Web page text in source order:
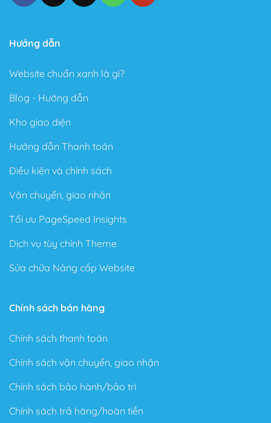
Hướng dẫn
Website chuẩn xanh là gì?
Blog - Hướng dẫn
Kho giao diện
Hướng dẫn Thanh toán
Điều kiện và chính sách
Vận chuyển, giao nhận
Tối ưu PageSpeed Insights
Dịch vụ tùy chỉnh Theme
Sửa chữa Nâng cấp Website
Chính sách bán hàng
Chính sách thanh toán
Chính sách vận chuyển, giao nhận
Chính sách bảo hành/bảo trì
Chính sách trả hàng/hoàn tiền